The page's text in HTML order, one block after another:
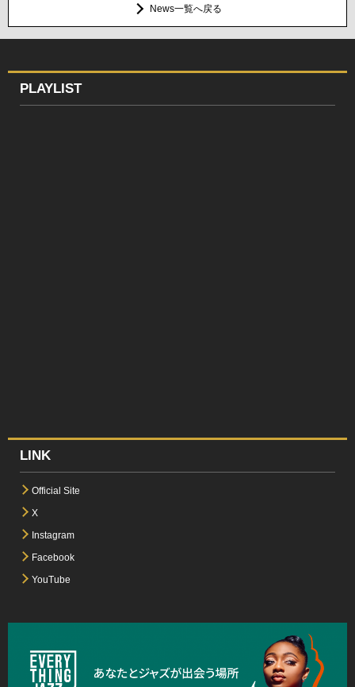
News一覧へ戻る
PLAYLIST
LINK
Official Site
X
Instagram
Facebook
YouTube